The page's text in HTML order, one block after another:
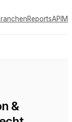
ReportsAPI
&